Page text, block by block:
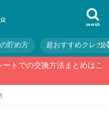
search
貯め方 超おすすめクレカ
トでの交換方法まとめはこ